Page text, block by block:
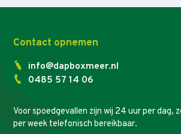
Contact opnemen
info@dapboxmeer.nl
0485 57 14 06
Voor spoedgevallen zijn wij 24 uur per dag,
per week telefonisch bereikbaar.